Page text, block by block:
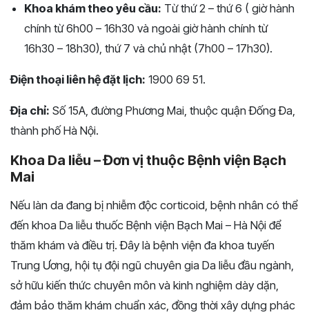
Khoa khám theo yêu cầu: Từ thứ 2 – thứ 6 ( giờ hành
chính từ 6h00 – 16h30 và ngoài giờ hành chính từ
16h30 – 18h30), thứ 7 và chủ nhật (7h00 – 17h30).
Điện thoại liên hệ đặt lịch: 1900 69 51.
Địa chỉ: Số 15A, đường Phương Mai, thuộc quận Đống Đa,
thành phố Hà Nội.
Khoa Da liễu – Đơn vị thuộc Bệnh viện Bạch
Mai
Nếu làn da đang bị nhiễm độc corticoid, bệnh nhân có thể
đến khoa Da liễu thuốc Bệnh viện Bạch Mai – Hà Nội để
thăm khám và điều trị. Đây là bệnh viện đa khoa tuyến
Trung Ương, hội tụ đội ngũ chuyên gia Da liễu đầu ngành,
sở hữu kiến thức chuyên môn và kinh nghiệm dày dặn,
đảm bảo thăm khám chuẩn xác, đồng thời xây dựng phác